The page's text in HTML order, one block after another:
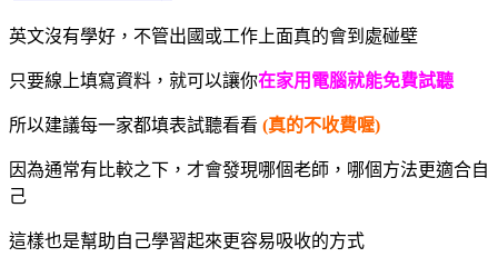
英文沒有學好，不管出國或工作上面真的會到處碰壁
只要線上填寫資料，就可以讓你在家用電腦就能免費試聽
所以建議每一家都填表試聽看看 (真的不收費喔)
因為通常有比較之下，才會發現哪個老師，哪個方法更適合自
己
這樣也是幫助自己學習起來更容易吸收的方式